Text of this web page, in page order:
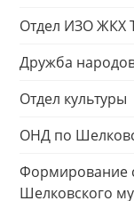
Отдел ИЗО ЖКХ
Дружба
Отдел культуры
ОНД по
Формирование
Шелковского